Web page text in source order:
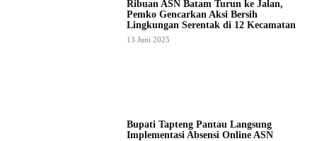
Ribuan ASN Batam Turun ke Jalan,
Pemko Gencarkan Aksi Bersih
Lingkungan Serentak di 12 Kecamatan
13 Juni 2025
Bupati Tapteng Pantau Langsung
Implementasi Absensi Online ASN